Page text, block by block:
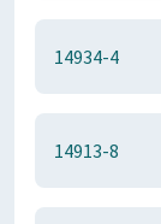
14934-4
14913-8